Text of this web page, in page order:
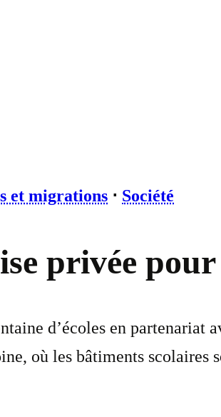
et migrations ⋅ Société
privée
d’écoles en partenariat
où les bâtiments scolaires